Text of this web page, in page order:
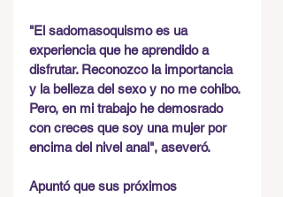
"El sadomasoquismo es ua
experiencia que he aprendido a
disfrutar. Reconozco la importancia
y la belleza del sexo y no me cohibo.
Pero, en mi trabajo he demosrado
con creces que soy una mujer por
encima del nivel anal", aseveró.
Apuntó que sus próximos